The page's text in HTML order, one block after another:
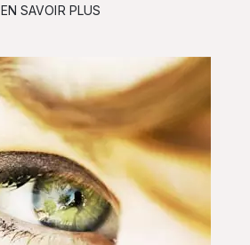
EN SAVOIR PLUS